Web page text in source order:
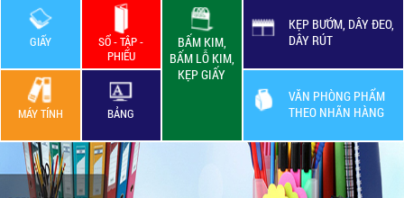
GIẤY
SỔ - TẬP -
PHIẾU
BẤM KIM,
BẤM LỖ KIM,
KẸP GIẤY
KẸP BƯỚM, DÂY ĐEO,
DÂY RÚT
VĂN PHÒNG PHẨM
THEO NHÃN HÀNG
MÁY TÍNH BẢNG